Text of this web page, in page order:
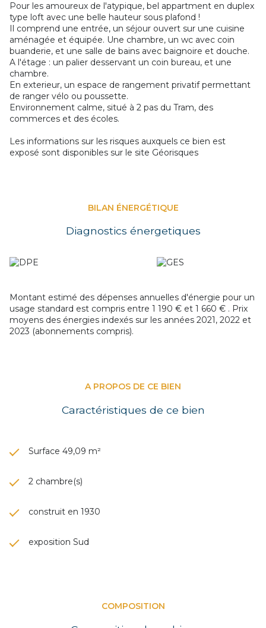
Pour les amoureux de l'atypique, bel appartment en duplex
type loft avec une belle hauteur sous plafond !
Il comprend une entrée, un séjour ouvert sur une cuisine
aménagée et équipée. Une chambre, un wc avec coin
buanderie, et une salle de bains avec baignoire et douche.
A l'étage : un palier desservant un coin bureau, et une
chambre.
En exterieur, un espace de rangement privatif permettant
de ranger vélo ou poussette.
Environnement calme, situé à 2 pas du Tram, des
commerces et des écoles.
Les informations sur les risques auxquels ce bien est
exposé sont disponibles sur le site Géorisques
BILAN ÉNERGÉTIQUE
Diagnostics énergetiques
Montant estimé des dépenses annuelles d'énergie pour un
usage standard est compris entre 1 190 € et 1 660 € . Prix
moyens des énergies indexés sur les années 2021, 2022 et
2023 (abonnements compris).
A PROPOS DE CE BIEN
Caractéristiques de ce bien
Surface 49,09 m²
2 chambre(s)
construit en 1930
exposition Sud
COMPOSITION